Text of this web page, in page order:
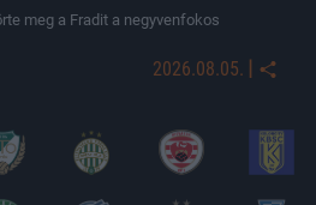
meg a Fradit a negyvenfokos
2026.08.05. |